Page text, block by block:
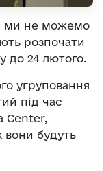
ми не можемо
розпочати
до 24 лютого.
угруповання
під час
Center,
вони будуть